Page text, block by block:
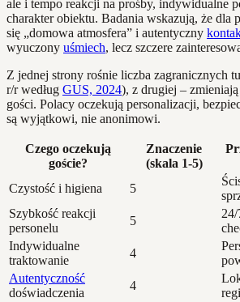
ale i tempo reakcji na prośby, indywidualne
charakter obiektu. Badania wskazują, że dla
się „domowa atmosfera” i autentyczny
wyuczony uśmiech, lecz szczere
Z jednej strony rośnie liczba zagranicznych
r/r według GUS, 2024), z drugiej –
gości. Polacy oczekują personalizacji,
są wyjątkowi, nie anonimowi.
Czego oczekują
goście?
Znaczenie
(skala 1-5)
Czystość i higiena
5
Szybkość reakcji
personelu
5
Indywidualne
traktowanie
4
Autentyczność
doświadczenia
4